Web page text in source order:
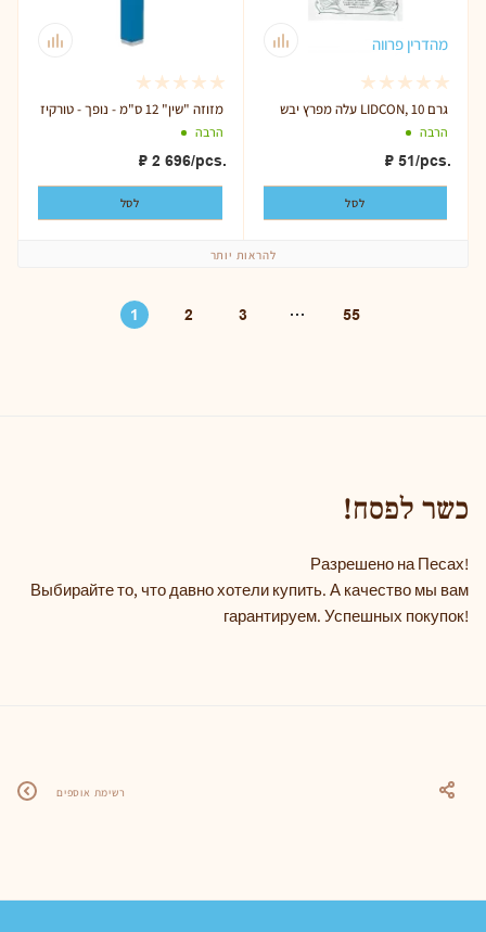
מזוזה "שין" 12 ס"מ - נופך - טורקיז
הרבה
₽ 2 696/pcs.
לסל
מהדרין פרווה
עלה מפרץ יבש LIDCON, 10 גרם
הרבה
₽ 51/pcs.
לסל
להראות יותר
1 2 3 55
!כשר לפסח
Разрешено на Песах!
Выбирайте то, что давно хотели купить. А качество мы вам
гарантируем. Успешных покупок!
רשימת אוספים